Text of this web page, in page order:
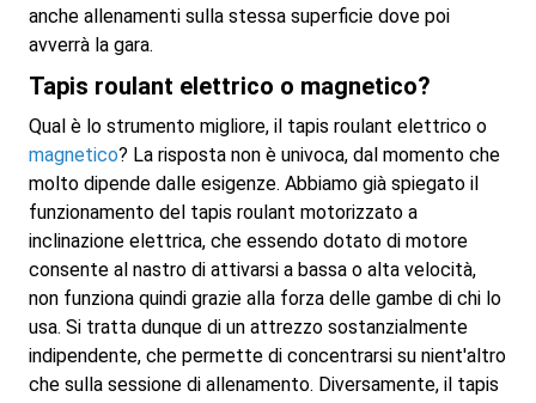
anche allenamenti sulla stessa superficie dove poi
avverrà la gara.
Tapis roulant elettrico o magnetico?
Qual è lo strumento migliore, il tapis roulant elettrico o
magnetico? La risposta non è univoca, dal momento che
molto dipende dalle esigenze. Abbiamo già spiegato il
funzionamento del tapis roulant motorizzato a
inclinazione elettrica, che essendo dotato di motore
consente al nastro di attivarsi a bassa o alta velocità,
non funziona quindi grazie alla forza delle gambe di chi lo
usa. Si tratta dunque di un attrezzo sostanzialmente
indipendente, che permette di concentrarsi su nient'altro
che sulla sessione di allenamento. Diversamente, il tapis